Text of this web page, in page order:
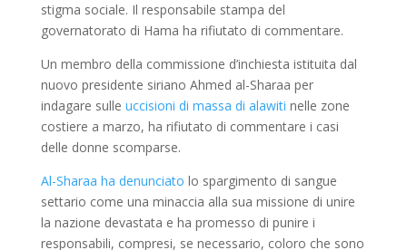
stigma sociale. Il responsabile stampa del
governatorato di Hama ha rifiutato di commentare.
Un membro della commissione d’inchiesta istituita dal
nuovo presidente siriano Ahmed al-Sharaa per
indagare sulle uccisioni di massa di alawiti nelle zone
costiere a marzo, ha rifiutato di commentare i casi
delle donne scomparse.
Al-Sharaa ha denunciato lo spargimento di sangue
settario come una minaccia alla sua missione di unire
la nazione devastata e ha promesso di punire i
responsabili, compresi, se necessario, coloro che sono